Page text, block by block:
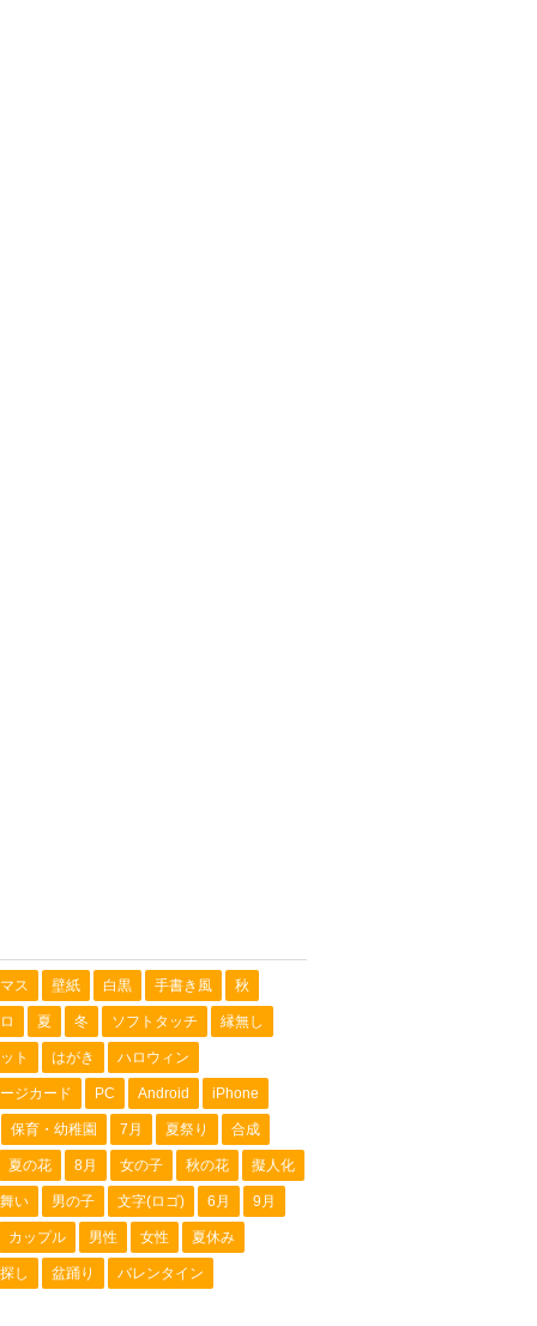
ス 壁紙 白黒 手書き風 秋
夏 冬 ソフトタッチ 縁無し
ト はがき ハロウィン
ジカード PC Android iPhone
保育・幼稚園 7月 夏祭り 合成
夏の花 8月 女の子 秋の花 擬人化
い 男の子 文字(ロゴ) 6月 9月
カップル 男性 女性 夏休み
し 盆踊り バレンタイン